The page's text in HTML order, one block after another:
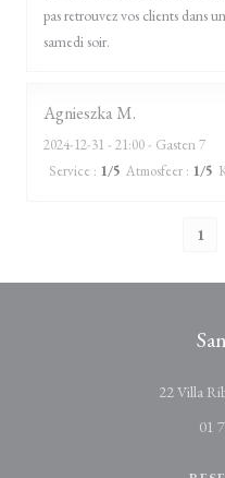
pas retrouvez vos clients dans
samedi soir.
AgnieszkaM
2024-12-31 - 21:00 - Gasten 7
Service : 1/5 Atmosfeer : 1/5
1
22 Villa
01